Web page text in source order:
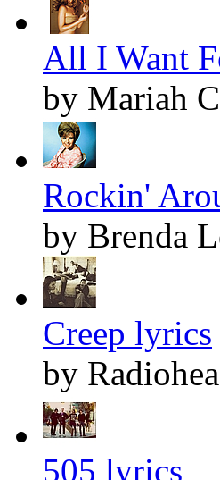
All I Want
by Mariah
Rockin'
by Brenda
Creep lyrics
by
505 lyrics